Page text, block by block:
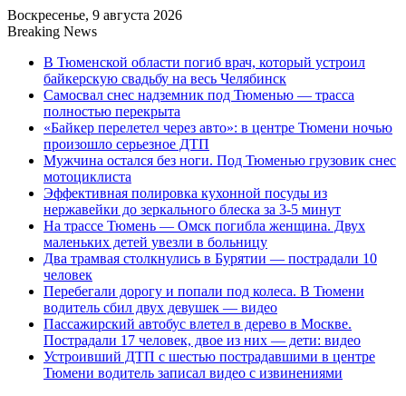
Воскресенье, 9 августа 2026
Breaking News
В Тюменской области погиб врач, который устроил
байкерскую свадьбу на весь Челябинск
Самосвал снес надземник под Тюменью — трасса
полностью перекрыта
«Байкер перелетел через авто»: в центре Тюмени ночью
произошло серьезное ДТП
Мужчина остался без ноги. Под Тюменью грузовик снес
мотоциклиста
Эффективная полировка кухонной посуды из
нержавейки до зеркального блеска за 3-5 минут
На трассе Тюмень — Омск погибла женщина. Двух
маленьких детей увезли в больницу
Два трамвая столкнулись в Бурятии — пострадали 10
человек
Перебегали дорогу и попали под колеса. В Тюмени
водитель сбил двух девушек — видео
Пассажирский автобус влетел в дерево в Москве.
Пострадали 17 человек, двое из них — дети: видео
Устроивший ДТП с шестью пострадавшими в центре
Тюмени водитель записал видео с извинениями